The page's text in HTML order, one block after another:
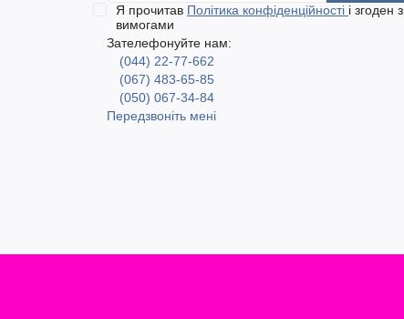
Я прочитав Політика конфіденційності і згоден з
вимогами
Зателефонуйте нам:
(044) 22-77-662
(067) 483-65-85
(050) 067-34-84
Передзвоніть мені